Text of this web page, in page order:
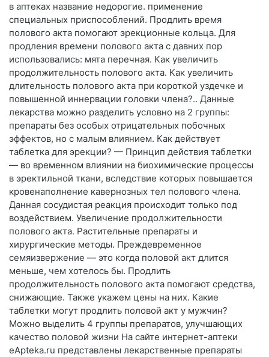
в аптеках название недорогие. применение
специальных приспособлений. Продлить время
полового акта помогают эрекционные кольца. Для
продления времени полового акта с давних пор
использовались: мята перечная. Как увеличить
продолжительность полового акта. Как увеличить
длительность полового акта при короткой уздечке и
повышенной иннервации головки члена?.. Данные
лекарства можно разделить условно на 2 группы:
препараты без особых отрицательных побочных
эффектов, но с малым влиянием. Как действует
таблетка для эрекции? — Принцип действия таблетки
— во временном влиянии на биохимические процессы
в эректильной ткани, вследствие которых повышается
кровенаполнение кавернозных тел полового члена.
Данная сосудистая реакция происходит только под
воздействием. Увеличение продолжительности
полового акта. Растительные препараты и
хирургические методы. Преждевременное
семяизвержение — это когда половой акт длится
меньше, чем хотелось бы. Продлить
продолжительность полового акта помогают средства,
снижающие. Также укажем цены на них. Какие
таблетки могут продлить половой акт у мужчин?
Можно выделить 4 группы препаратов, улучшающих
качество половой жизни На сайте интернет-аптеки
еApteka.ru представлены лекарственные препараты